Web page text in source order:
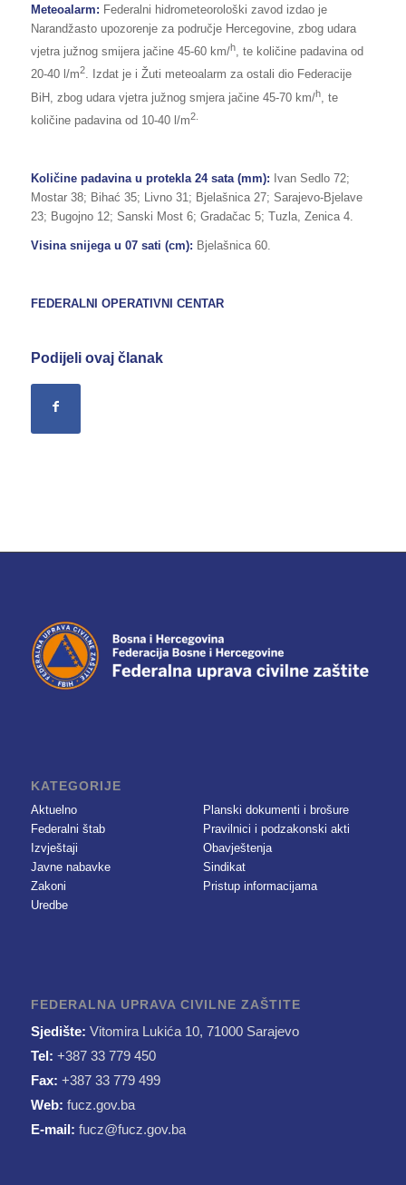
Meteoalarm: Federalni hidrometeorološki zavod izdao je
Narandžasto upozorenje za područje Hercegovine, zbog udara
vjetra južnog smijera jačine 45-60 km/h, te količine padavina od
20-40 l/m2. Izdat je i Žuti meteoalarm za ostali dio Federacije
BiH, zbog udara vjetra južnog smjera jačine 45-70 km/h, te
količine padavina od 10-40 l/m2.
Količine padavina u protekla 24 sata (mm): Ivan Sedlo 72;
Mostar 38; Bihać 35; Livno 31; Bjelašnica 27; Sarajevo-Bjelave
23; Bugojno 12; Sanski Most 6; Gradačac 5; Tuzla, Zenica 4.
Visina snijega u 07 sati (cm): Bjelašnica 60.
FEDERALNI OPERATIVNI CENTAR
Podijeli ovaj članak
KATEGORIJE
Aktuelno
Federalni štab
Izvještaji
Javne nabavke
Zakoni
Uredbe
Planski dokumenti i brošure
Pravilnici i podzakonski akti
Obavještenja
Sindikat
Pristup informacijama
FEDERALNA UPRAVA CIVILNE ZAŠTITE
Sjedište: Vitomira Lukića 10, 71000 Sarajevo
Tel: +387 33 779 450
Fax: +387 33 779 499
Web: fucz.gov.ba
E-mail: fucz@fucz.gov.ba